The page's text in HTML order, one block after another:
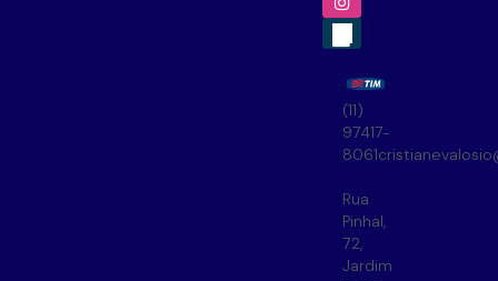
(11)
97417-
8061
Rua
Pinhal,
72,
Jardim